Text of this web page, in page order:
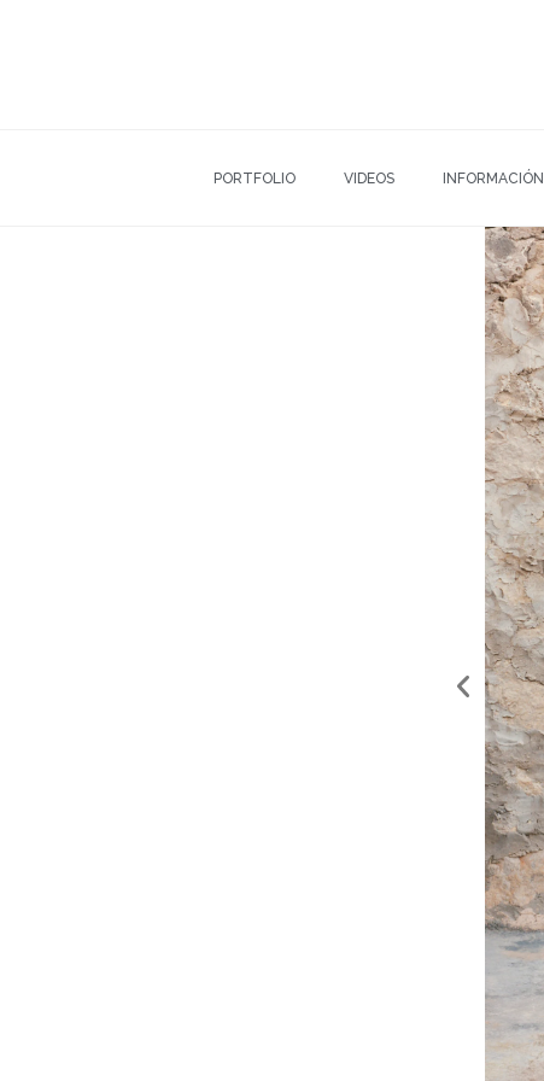
PORTFOLIO VIDEOS INFORMACIÓN